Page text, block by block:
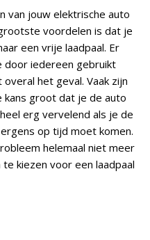
van jouw elektrische auto
voordelen is dat je
een vrije laadpaal. Er
door iedereen gebruikt
het geval. Vaak zijn
kans groot dat je de auto
erg vervelend als je de
op tijd moet komen.
helemaal niet meer
kiezen voor een laadpaal